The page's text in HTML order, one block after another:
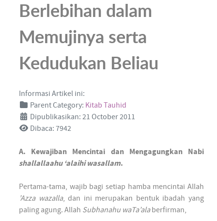
Berlebihan dalam
Memujinya serta
Kedudukan Beliau
Informasi Artikel ini:
Parent Category: Kitab Tauhid
Dipublikasikan: 21 October 2011
Dibaca: 7942
A. Kewajiban Mencintai dan Mengagungkan Nabi
shallallaahu ‘alaihi wasallam.
Pertama-tama, wajib bagi setiap hamba mencintai Allah
’Azza wazalla, dan ini merupakan bentuk ibadah yang
paling agung. Allah Subhanahu waTa’alaberfirman,